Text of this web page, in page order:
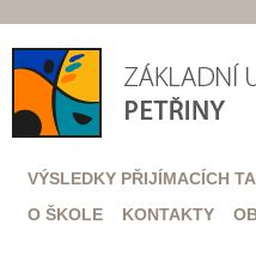
VÝSLEDKY PŘIJÍMACÍCH
O ŠKOLE
KONTAKTY